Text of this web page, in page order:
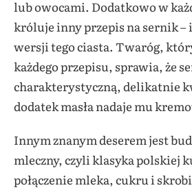
lub owocami. Dodatkowo w
króluje inny przepis na sernik –
wersji tego ciasta. Twaróg,
każdego przepisu, sprawia, że
charakterystyczną, delikatnie
dodatek masła nadaje mu
Innym znanym deserem jest
mleczny, czyli klasyka polskiej
połączenie mleka, cukru i